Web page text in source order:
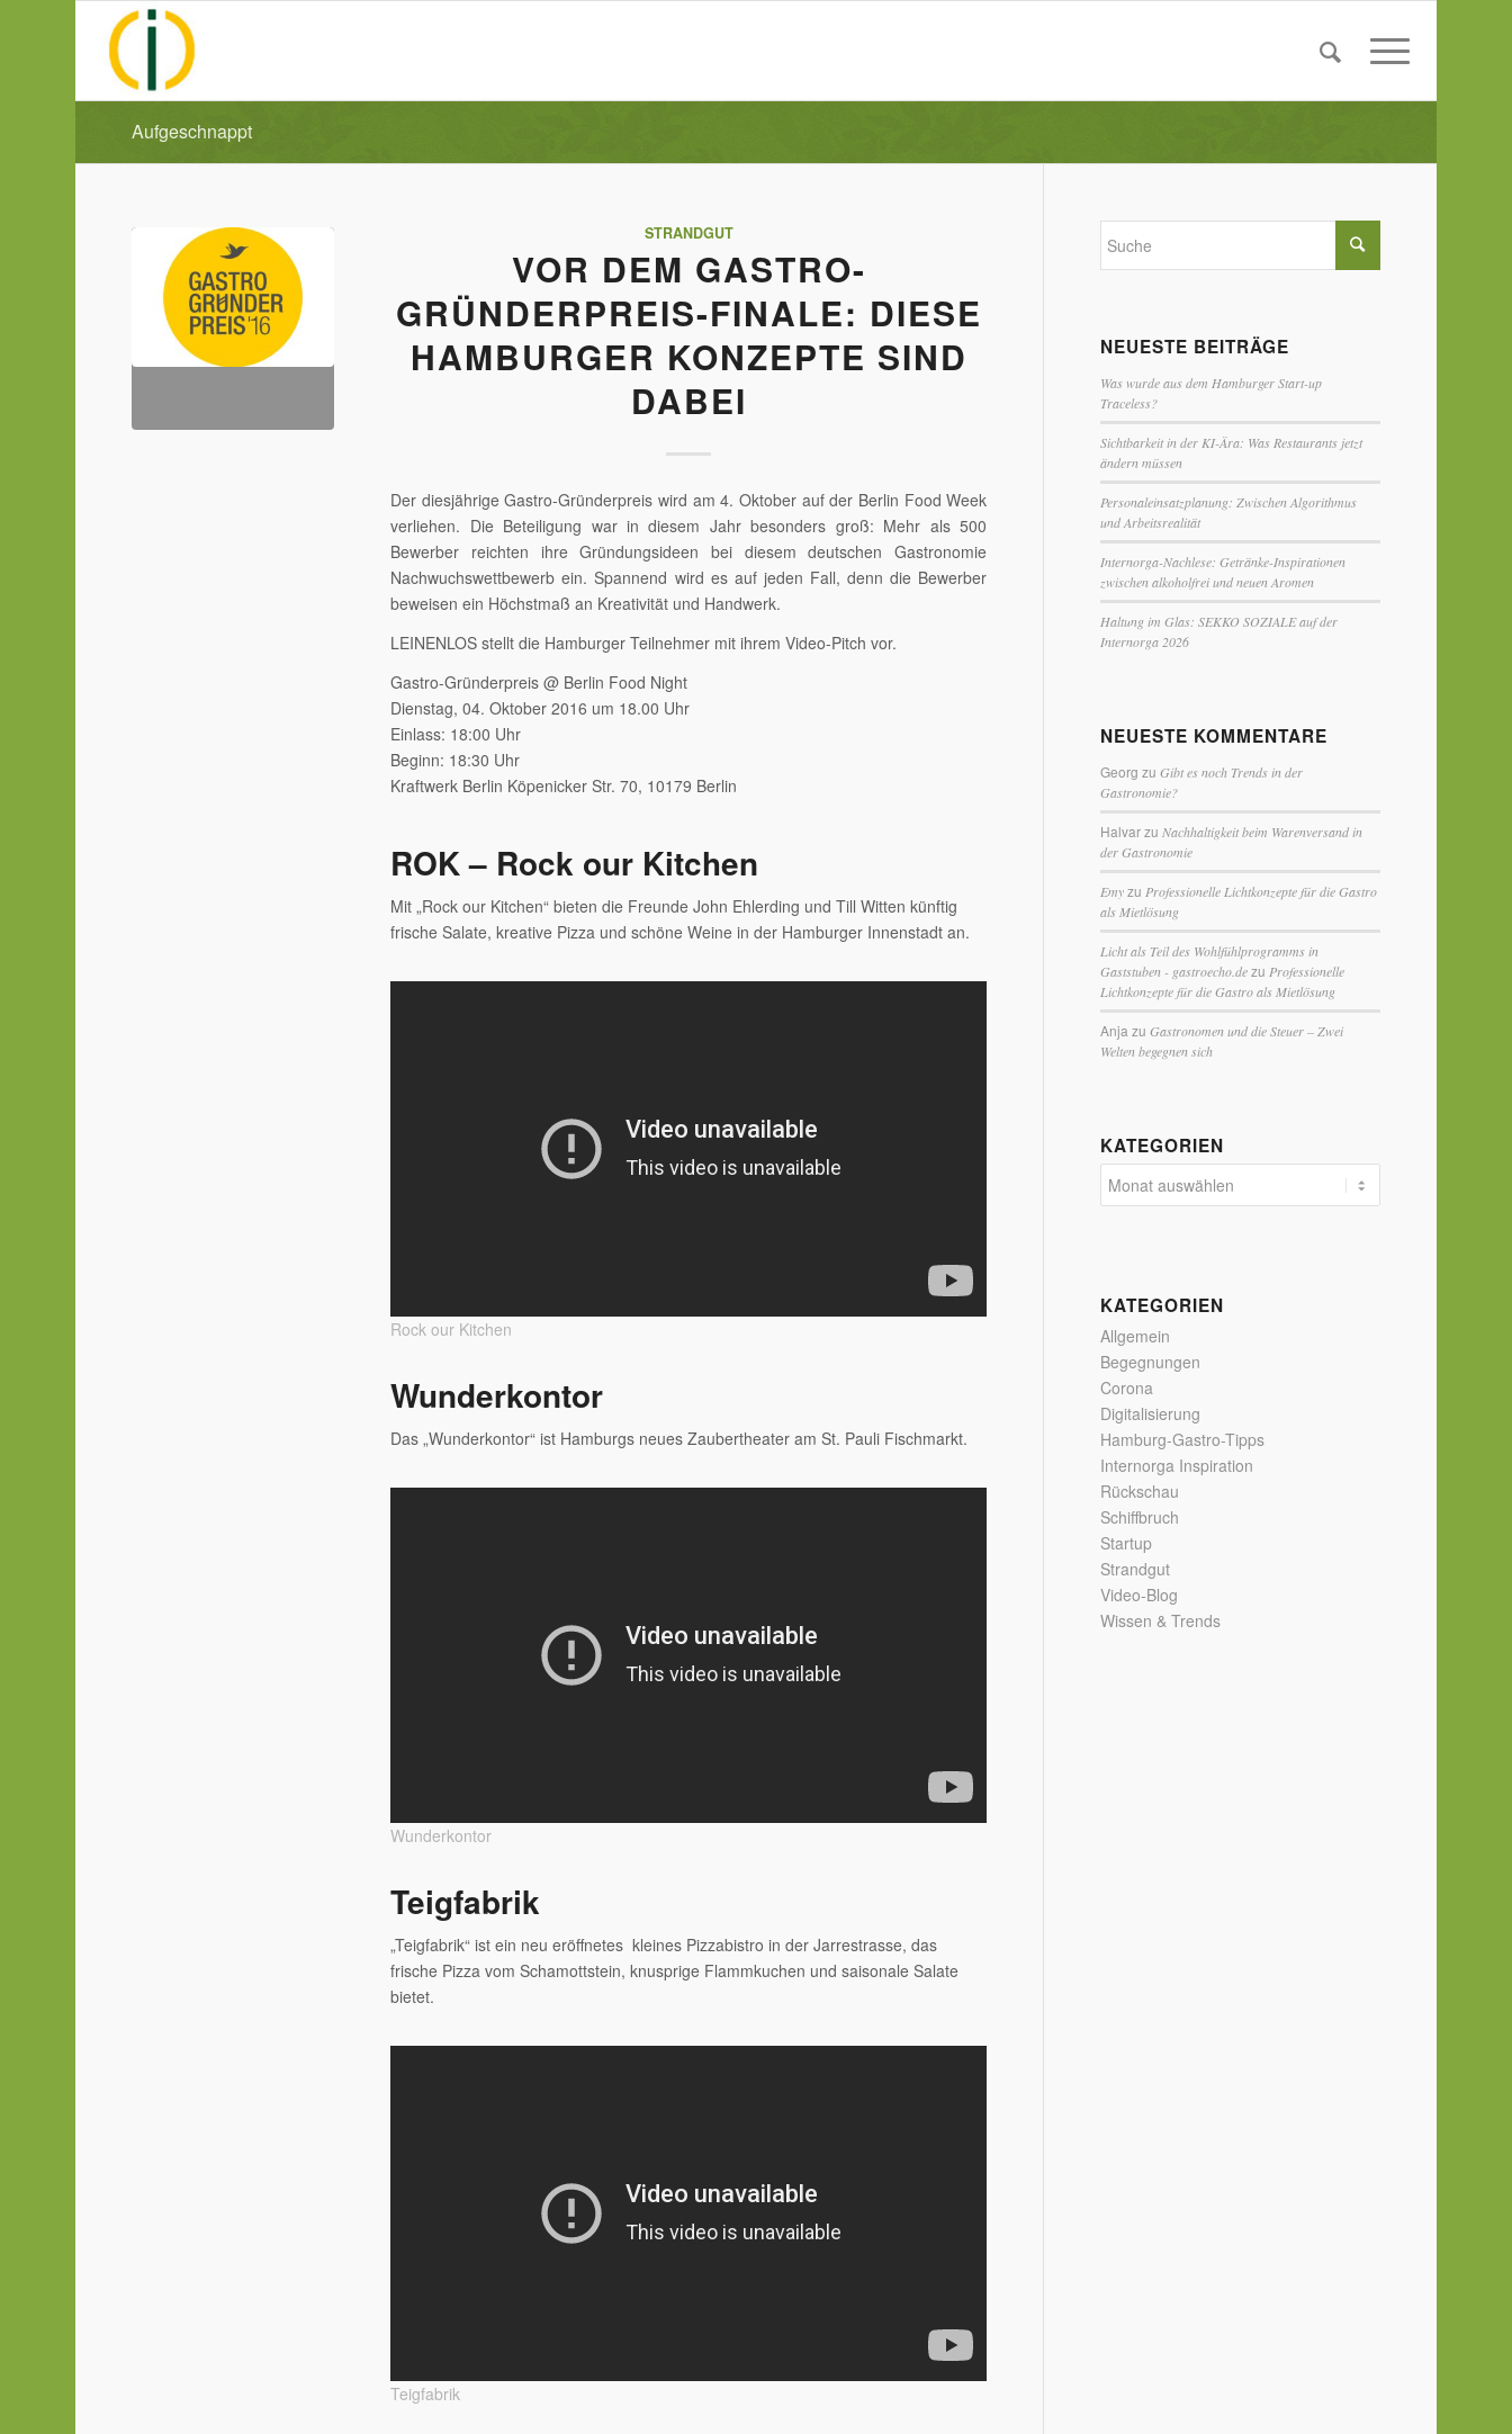
Aufgeschnappt
STRANDGUT
VOR DEM GASTRO-
GRÜNDERPREIS-FINALE: DIESE
HAMBURGER KONZEPTE SIND
DABEI
Der diesjährige Gastro-Gründerpreis wird am 4. Oktober auf der Berlin Food Week
verliehen. Die Beteiligung war in diesem Jahr besonders groß: Mehr als 500
Bewerber reichten ihre Gründungsideen bei diesem deutschen Gastronomie
Nachwuchswettbewerb ein. Spannend wird es auf jeden Fall, denn die Bewerber
beweisen ein Höchstmaß an Kreativität und Handwerk.
LEINENLOS stellt die Hamburger Teilnehmer mit ihrem Video-Pitch vor.
Gastro-Gründerpreis @ Berlin Food Night
Dienstag, 04. Oktober 2016 um 18.00 Uhr
Einlass: 18:00 Uhr
Beginn: 18:30 Uhr
Kraftwerk Berlin Köpenicker Str. 70, 10179 Berlin
ROK – Rock our Kitchen
Mit „Rock our Kitchen“ bieten die Freunde John Ehlerding und Till Witten künftig
frische Salate, kreative Pizza und schöne Weine in der Hamburger Innenstadt an.
Rock our Kitchen
Wunderkontor
Das „Wunderkontor“ ist Hamburgs neues Zaubertheater am St. Pauli Fischmarkt.
Wunderkontor
Teigfabrik
„Teigfabrik“ ist ein neu eröffnetes kleines Pizzabistro in der Jarrestrasse, das
frische Pizza vom Schamottstein, knusprige Flammkuchen und saisonale Salate
bietet.
Teigfabrik
NEUESTE BEITRÄGE
Was wurde aus dem Hamburger Start-up
Traceless?
Sichtbarkeit in der KI-Ära: Was Restaurants jetzt
ändern müssen
Personaleinsatzplanung: Zwischen Algorithmus
und Arbeitsrealität
Internorga-Nachlese: Getränke-Inspirationen
zwischen alkoholfrei und neuen Aromen
Haltung im Glas: SEKKO SOZIALE auf der
Internorga 2026
NEUESTE KOMMENTARE
Georg zuGibt es noch Trends in der
Gastronomie?
Halvarzu Nachhaltigkeit beim Warenversand in
der Gastronomie
Emyzu Professionelle Lichtkonzepte für die Gastro
als Mietlösung
Licht als Teil des Wohlfühlprogramms in
Gaststuben - gastroecho.dezu Professionelle
Lichtkonzepte für die Gastro als Mietlösung
Anja zuGastronomen und die Steuer – Zwei
Welten begegnen sich
KATEGORIEN
KATEGORIEN
Allgemein
Begegnungen
Corona
Digitalisierung
Hamburg-Gastro-Tipps
Internorga Inspiration
Rückschau
Schiffbruch
Startup
Strandgut
Video-Blog
Wissen & Trends